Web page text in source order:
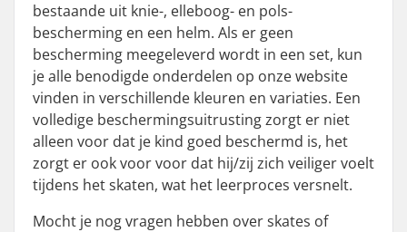
bestaande uit knie-, elleboog- en pols-
bescherming en een helm. Als er geen
bescherming meegeleverd wordt in een set, kun
je alle benodigde onderdelen op onze website
vinden in verschillende kleuren en variaties. Een
volledige beschermingsuitrusting zorgt er niet
alleen voor dat je kind goed beschermd is, het
zorgt er ook voor voor dat hij/zij zich veiliger voelt
tijdens het skaten, wat het leerproces versnelt.
Mocht je nog vragen hebben over skates of